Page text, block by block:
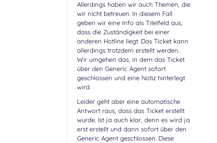
Allerdings haben wir auch Themen, die
wir nicht betreuen. In diesem Fall
geben wir eine Info als Titelfeld aus,
dass die Zuständigkeit bei einer
anderen Hotline liegt. Das Ticket kann
allerdings trotzdem erstellt werden.
Wir umgehen das, in dem das Ticket
über den Generic Agent sofort
geschlossen und eine Notiz hinterlegt
wird.
Leider geht aber eine automatische
Antwort raus, dass das Ticket erstellt
wurde. Ist ja auch klar, denn es wird ja
erst erstellt und dann sofort über den
Generic Agent geschlossen. Diese